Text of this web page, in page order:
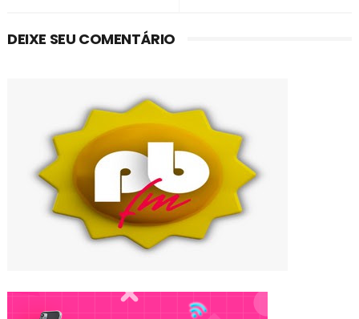
DEIXE SEU COMENTÁRIO